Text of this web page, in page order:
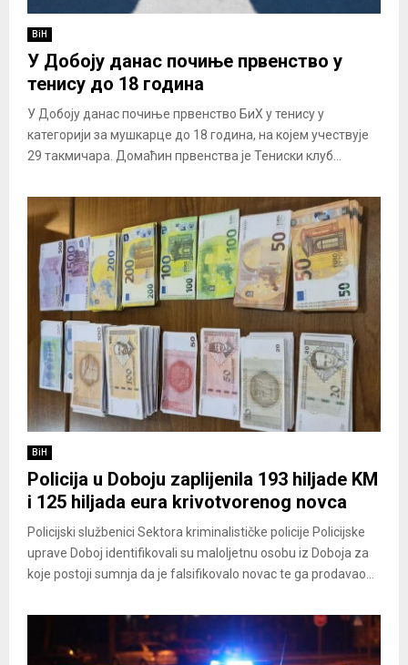
BiH
У Добоју данас почиње првенство у
тенису до 18 година
У Добоју данас почиње првенство БиХ у тенису у
категорији за мушкарце до 18 година, на којем учествује
29 такмичара. Домаћин првенства је Тениски клуб...
BiH
Policija u Doboju zaplijenila 193 hiljade KM
i 125 hiljada eura krivotvorenog novca
Policijski službenici Sektora kriminalističke policije Policijske
uprave Doboj identifikovali su maloljetnu osobu iz Doboja za
koje postoji sumnja da je falsifikovalo novac te ga prodavao...